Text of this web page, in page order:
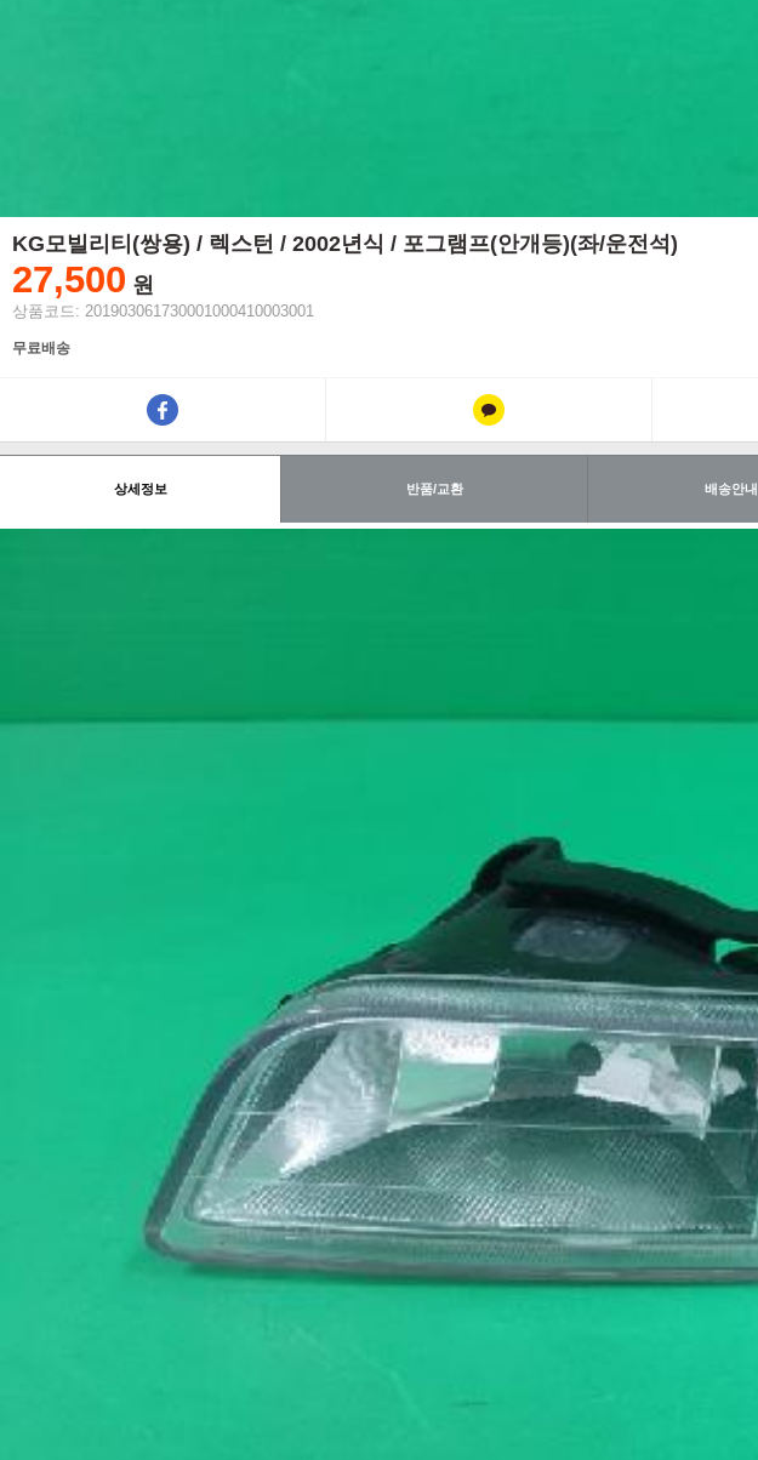
KG모빌리티(쌍용) / 렉스턴 / 2002년식 / 포그램프(안개등)(좌/운전석)
27,500 원
상품코드: 201903061730001000410003001
무료배송
상세정보 반품/교환 배송안내